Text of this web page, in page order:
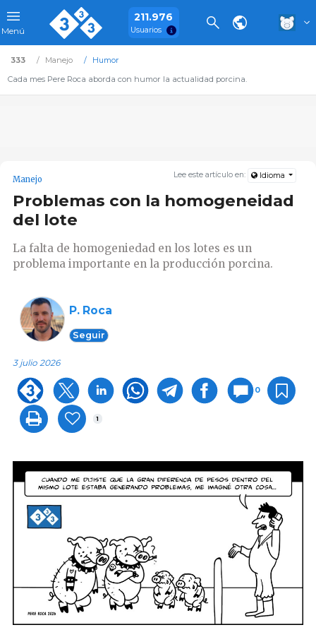
Menú
211.976
Usuarios
333 Manejo
Humor
Cada mes Pere Roca aborda con humor la actualidad porcina.
Lee este artículo en: Idioma
Manejo
Problemas con la homogeneidad
del lote
La falta de homogeniedad en los lotes es un
problema importante en la producción porcina.
P. Roca
Seguir
3 julio 2026
0
1